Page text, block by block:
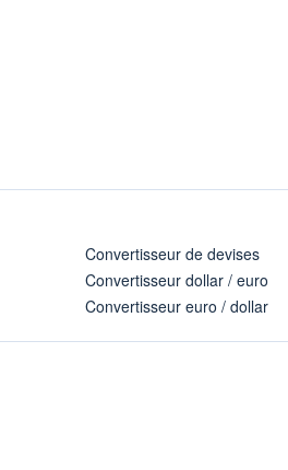
Convertisseur de devises
Convertisseur dollar / euro
Convertisseur euro / dollar